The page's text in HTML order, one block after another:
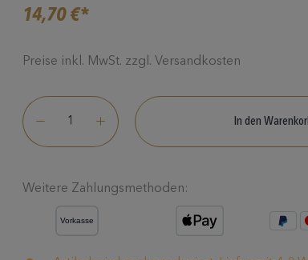
14,70 €*
Preise inkl. MwSt. zzgl. Versandkosten
In den
Weitere Zahlungsmethoden: